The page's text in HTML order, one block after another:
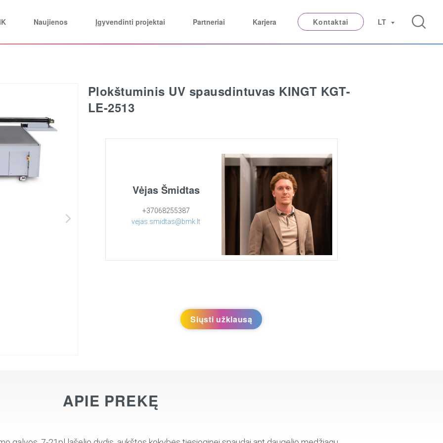
Naujienos Įgyvendinti projektai Partneriai Karjera Kontaktai LT
Plokštuminis UV spausdintuvas KINGT KGT-
LE-2513
Vėjas Šmidtas
+37068255387
vejas.smidtas@bmk.lt
Siųsti užklausą
APIE PREKĘ